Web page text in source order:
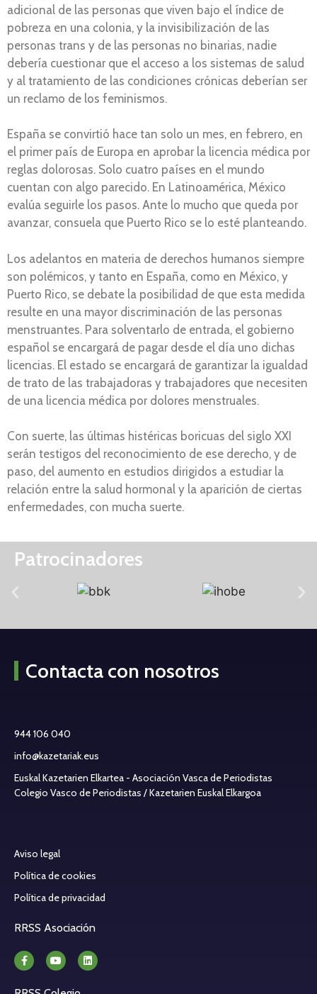
adicional de las personas que viven bajo el índice de
pobreza en una colonia, y la invisibilización de las
personas trans y de las personas no binarias, nadie
debería cuestionar que el acceso a los sistemas de salud
y al tratamiento de las condiciones crónicas deberían ser
un reclamo de los feminismos.
España se convirtió hace tan solo un mes, en febrero, en
el primer país de Europa en aprobar la licencia médica por
reglas dolorosas. Solo cuatro países en el mundo
cuentan con algo parecido. En Latinoamérica, México
evalúa seguirle los pasos. Ante lo mucho que queda por
avanzar, consuela que Puerto Rico se lo esté planteando.
Los adelantos en materia de derechos humanos siempre
son polémicos, y tanto en España, como en México, y
Puerto Rico, se debate la posibilidad de que esta medida
resulte en una mayor discriminación de las personas
menstruantes. Para solventarlo de entrada, el gobierno
español se encargará de pagar desde el día uno dichas
licencias. El estado se encargará de garantizar la igualdad
de trato de las trabajadoras y trabajadores que necesiten
de una licencia médica por dolores menstruales.
Con suerte, las últimas histéricas boricuas del siglo XXI
serán testigos del reconocimiento de ese derecho, y de
paso, del aumento en estudios dirigidos a estudiar la
relación entre la salud hormonal y la aparición de ciertas
enfermedades, con mucha suerte.
Patrocinadores
Contacta con nosotros
944 106 040
info@kazetariak.eus
Euskal Kazetarien Elkartea - Asociación Vasca de Periodistas
Colegio Vasco de Periodistas / Kazetarien Euskal Elkargoa
Aviso legal
Política de cookies
Política de privacidad
RRSS Asociación